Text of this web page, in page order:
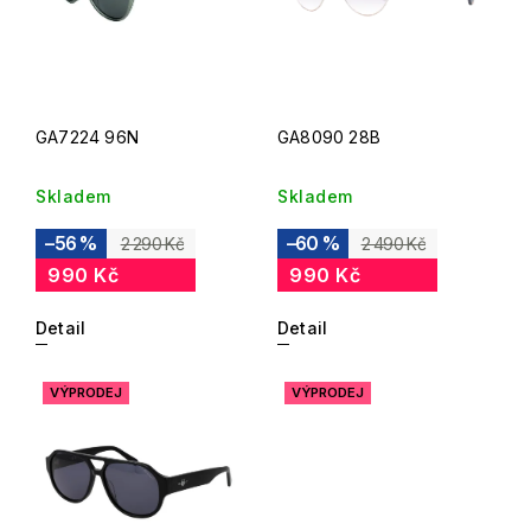
GA7224 96N
Skladem
2 290 Kč
–56 %
990 Kč
Detail
GA8090 28B
Skladem
2 490 Kč
–60 %
990 Kč
Detail
VÝPRODEJ VÝPRODEJ